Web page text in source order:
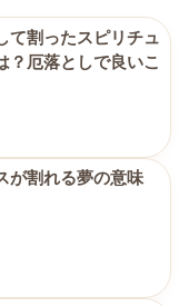
て割ったスピリチュ
？厄落としで良いこ
が割れる夢の意味